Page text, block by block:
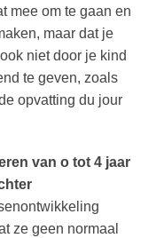
mee om te gaan en
maar dat je
niet door je kind
te geven, zoals
opvatting du jour
van o tot 4 jaar
ze geen normaal